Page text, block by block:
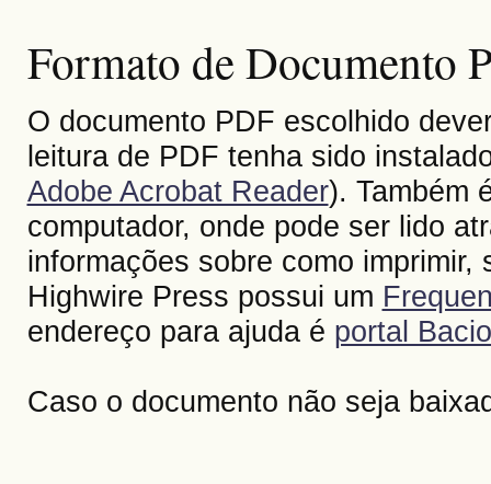
Formato de Documento
O documento PDF escolhido
leitura de PDF tenha sido
Adobe Acrobat Reader). Também
computador, onde pode ser lido
informações sobre como
Highwire Press possui um
endereço para ajuda é portal
Caso o documento não seja